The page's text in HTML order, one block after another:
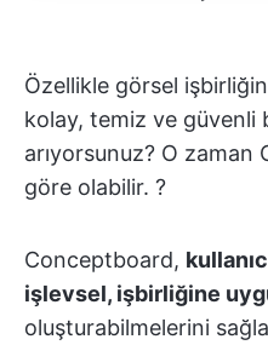
Özellikle görsel
kolay, temiz ve güvenli
arıyorsunuz? O
göre olabilir. ?
Conceptboard,
işlevsel, işbirliğine
oluşturabilmelerini